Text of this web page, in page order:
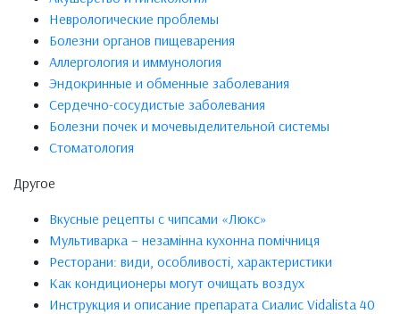
Неврологические проблемы
Болезни органов пищеварения
Аллергология и иммунология
Эндокринные и обменные заболевания
Сердечно-сосудистые заболевания
Болезни почек и мочевыделительной системы
Стоматология
Другое
Вкусные рецепты с чипсами «Люкс»
Мультиварка – незамінна кухонна помічниця
Ресторани: види, особливості, характеристики
Как кондиционеры могут очищать воздух
Инструкция и описание препарата Сиалис Vidalista 40